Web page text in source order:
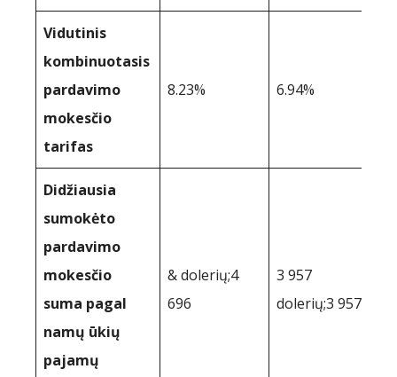
Vidutinis
kombinuotasis
pardavimo
mokesčio
tarifas
8.23% 6.94%
Didžiausia
sumokėto
pardavimo
mokesčio
suma pagal
namų ūkių
pajamų
& dolerių;4
696
3 957
dolerių;3 957